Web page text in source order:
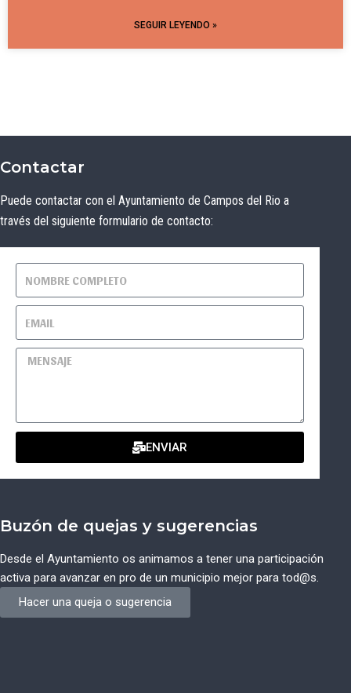
SEGUIR LEYENDO »
Contactar
Puede contactar con el Ayuntamiento de Campos del Rio a
través del siguiente formulario de contacto:
ENVIAR
Buzón de quejas y sugerencias
Desde el Ayuntamiento os animamos a tener una participación
activa para avanzar en pro de un municipio mejor para tod@s.
Hacer una queja o sugerencia